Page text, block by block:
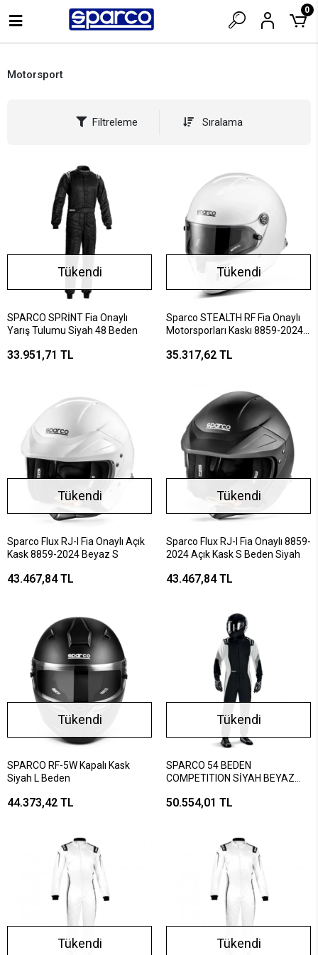
0
Motorsport
Filtreleme Sıralama
Tükendi
SPARCO SPRİNT Fia Onaylı
Yarış Tulumu Siyah 48 Beden
33.951,71 TL
Tükendi
Sparco STEALTH RF Fia Onaylı
Motorsporları Kaskı 8859-2024
35.317,62 TL
Tükendi
Sparco Flux RJ-I Fia Onaylı Açık
Kask 8859-2024 Beyaz S
43.467,84 TL
Tükendi
Sparco Flux RJ-I Fia Onaylı 8859-
2024 Açık Kask S Beden Siyah
43.467,84 TL
Tükendi
SPARCO RF-5W Kapalı Kask
Siyah L Beden
44.373,42 TL
Tükendi
SPARCO 54 BEDEN
COMPETITION SİYAH BEYAZ
50.554,01 TL
Tükendi Tükendi